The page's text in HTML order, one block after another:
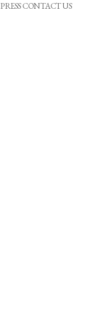
PRESSCONTACT US